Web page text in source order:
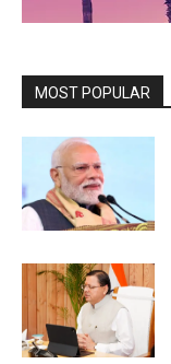
MOST POPULAR